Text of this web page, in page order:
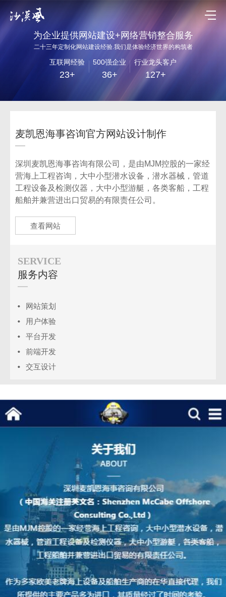
为企业提供网站建设+网络营销整合服务
二十三年定制化网站建设经验.我们是体验经济世界的构筑者
互联网经验
23+
500强企业
36+
行业龙头客户
127+
麦凯恩海事咨询官方网站设计制作
深圳麦凯恩海事咨询有限公司，是由MJM控股的一家经
营海上工程咨询，大中小型潜水设备，潜水器械，管道
工程设备及检测仪器，大中小型游艇，各类客船，工程
船舶并兼营进出口贸易的有限责任公司。
查看网站
SERVICE
服务内容
网站策划
用户体验
平台开发
前端开发
交互设计